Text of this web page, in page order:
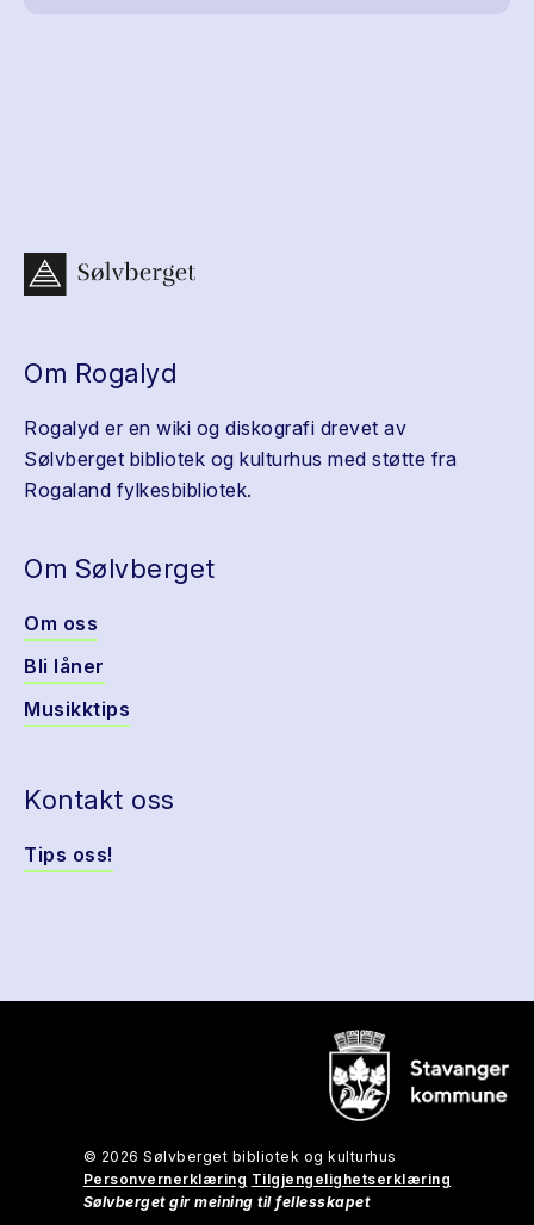
Om Rogalyd
Rogalyd er en wiki og diskografi drevet av
Sølvberget bibliotek og kulturhus med støtte fra
Rogaland fylkesbibliotek.
Om Sølvberget
Om oss
Bli låner
Musikktips
Kontakt oss
Tips oss!
© 2026 Sølvberget bibliotek og kulturhus
Personvernerklæring Tilgjengelighetserklæring
Sølvberget gir meining til fellesskapet